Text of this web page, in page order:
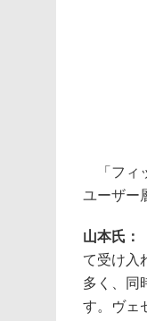
「フィ
ユーザー
山本氏：
て受け入
多く、同
す。ヴェ